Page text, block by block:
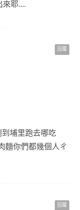
來耶….
回覆
埔里跑去哪吃
麵你們都幾個人ㄔ
回覆